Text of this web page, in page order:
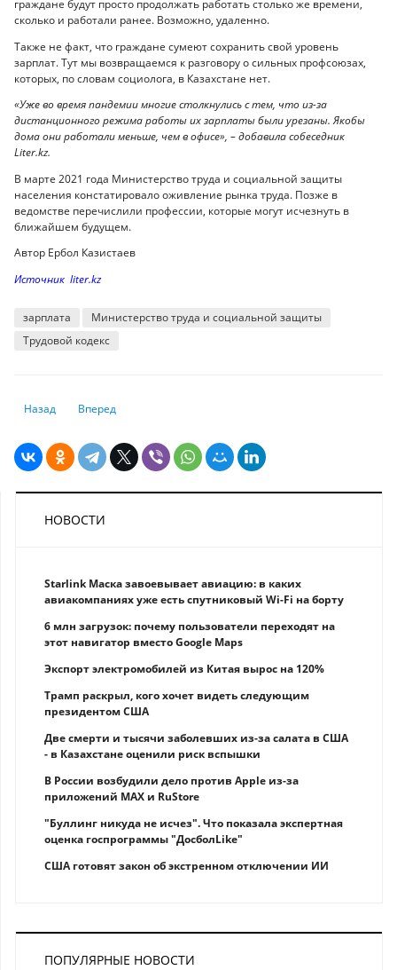
граждане будут просто продолжать работать столько же времени,
сколько и работали ранее. Возможно, удаленно.
Также не факт, что граждане сумеют сохранить свой уровень
зарплат. Тут мы возвращаемся к разговору о сильных профсоюзах,
которых, по словам социолога, в Казахстане нет.
«Уже во время пандемии многие столкнулись с тем, что из-за
дистанционного режима работы их зарплаты были урезаны. Якобы
дома они работали меньше, чем в офисе», – добавила собеседник
Liter.kz.
В марте 2021 года Министерство труда и социальной защиты
населения констатировало оживление рынка труда. Позже в
ведомстве перечислили профессии, которые могут исчезнуть в
ближайшем будущем.
Автор Ербол Казистаев
Источник liter.kz
зарплата
Министерство труда и социальной защиты
Трудовой кодекс
Предыдущий: Казахстан вступает в новую волну пандемии -
Назад Следующий: Новый учебный год пройдет в новом формате
Вперед
НОВОСТИ
Starlink Маска завоевывает авиацию: в каких
авиакомпаниях уже есть спутниковый Wi-Fi на борту
6 млн загрузок: почему пользователи переходят на
этот навигатор вместо Google Maps
Экспорт электромобилей из Китая вырос на 120%
Трамп раскрыл, кого хочет видеть следующим
президентом США
Две смерти и тысячи заболевших из-за салата в США
- в Казахстане оценили риск вспышки
В России возбудили дело против Apple из-за
приложений MAX и RuStore
"Буллинг никуда не исчез". Что показала экспертная
оценка госпрограммы "ДосболLike"
США готовят закон об экстренном отключении ИИ
ПОПУЛЯРНЫЕ НОВОСТИ